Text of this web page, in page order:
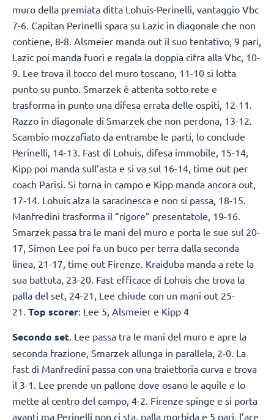
muro della premiata ditta Lohuis-Perinelli, vantaggio Vbc
7-6. Capitan Perinelli spara su Lazic in diagonale che non
contiene, 8-8. Alsmeier manda out il suo tentativo, 9 pari,
Lazic poi manda fuori e regala la doppia cifra alla Vbc, 10-
9. Lee trova il tocco del muro toscano, 11-10 si lotta
punto su punto. Smarzek è attenta sotto rete e
trasforma in punto una difesa errata delle ospiti, 12-11.
Razzo in diagonale di Smarzek che non perdona, 13-12.
Scambio mozzafiato da entrambe le parti, lo conclude
Perinelli, 14-13. Fast di Lohuis, difesa immobile, 15-14,
Kipp poi manda sull’asta e si va sul 16-14, time out per
coach Parisi. Si torna in campo e Kipp manda ancora out,
17-14. Lohuis alza la saracinesca e non si passa, 18-15.
Manfredini trasforma il “rigore” presentatole, 19-16.
Smarzek passa tra le mani del muro e porta le sue sul 20-
17, Simon Lee poi fa un buco per terra dalla seconda
linea, 21-17, time out Firenze. Kraiduba manda a rete la
sua battuta, 23-20. Fast efficace di Lohuis che trova la
palla del set, 24-21, Lee chiude con un mani out 25-
21. Top scorer: Lee 5, Alsmeier e Kipp 4
Secondo set. Lee passa tra le mani del muro e apre la
seconda frazione, Smarzek allunga in parallela, 2-0. La
fast di Manfredini passa con una traiettoria curva e trova
il 3-1. Lee prende un pallone dove osano le aquile e lo
mette al centro del campo, 4-2. Firenze spinge e si porta
avanti ma Perinelli non ci sta, palla morbida e 5 pari, l’ace